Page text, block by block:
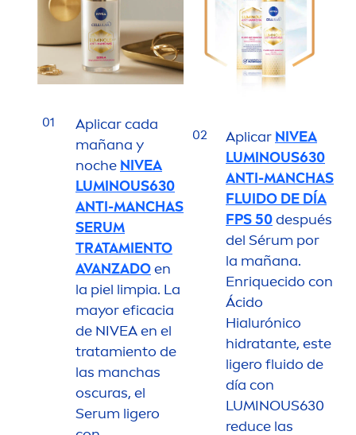
01
Aplicar cada
mañana y
noche NIVEA
LUMINOUS630
ANTI-MANCHAS
SERUM
TRATAMIENTO
AVANZADOen
la piel limpia. La
mayor eficacia
de NIVEAen el
tratamiento de
las manchas
oscuras, el
Serum ligero
02 Aplicar NIVEA
LUMINOUS630
ANTI-MANCHAS
FLUIDO DE DÍA
FPS 50después
del Sérum por
la mañana.
Enriquecido con
Ácido
Hialurónico
hidratante, este
ligero fluido de
día con
LUMINOUS630
reduce las